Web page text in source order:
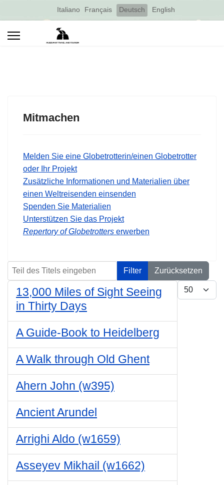
Select your language
Italiano Français Deutsch English
Mitmachen
Melden Sie eine Globetrotterin/einen Globetrotter
oder Ihr Projekt
Zusätzliche Informationen und Materialien über
einen Weltreisenden einsenden
Spenden Sie Materialien
Unterstützen Sie das Projekt
Repertory of Globetrotters erwerben
Teil des Titels eingeben Filter
Zurücksetzen
Anzeige #
13,000 Miles of Sight Seeing
in Thirty Days
A Guide-Book to Heidelberg
A Walk through Old Ghent
Ahern John (w395)
Ancient Arundel
Arrighi Aldo (w1659)
Asseyev Mikhail (w1662)